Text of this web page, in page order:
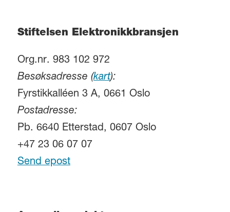
Stiftelsen Elektronikkbransjen
Org.nr. 983 102 972
Besøksadresse (kart):
Fyrstikkalléen 3 A, 0661 Oslo
Postadresse:
Pb. 6640 Etterstad, 0607 Oslo
+47 23 06 07 07
Send epost